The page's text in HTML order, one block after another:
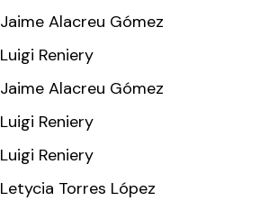
Jaime Alacreu Gómez
Luigi Reniery
Jaime Alacreu Gómez
Luigi Reniery
Luigi Reniery
Letycia Torres López